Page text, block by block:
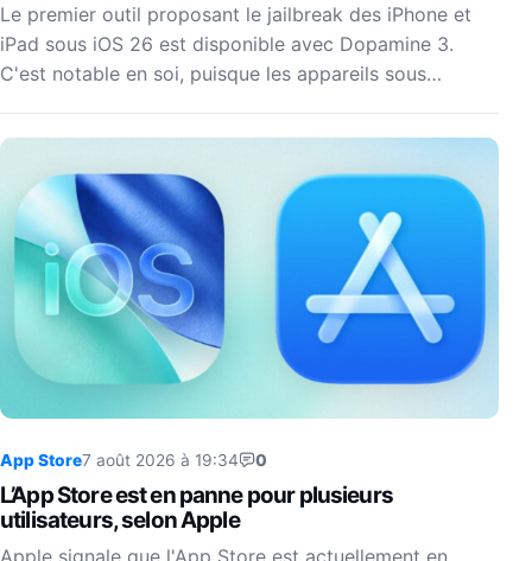
Le premier outil proposant le jailbreak des iPhone et
iPad sous iOS 26 est disponible avec Dopamine 3.
C'est notable en soi, puisque les appareils sous…
App Store7 août 2026 à 19:34 0
L’App Store est en panne pour plusieurs
utilisateurs, selon Apple
Apple signale que l'App Store est actuellement en